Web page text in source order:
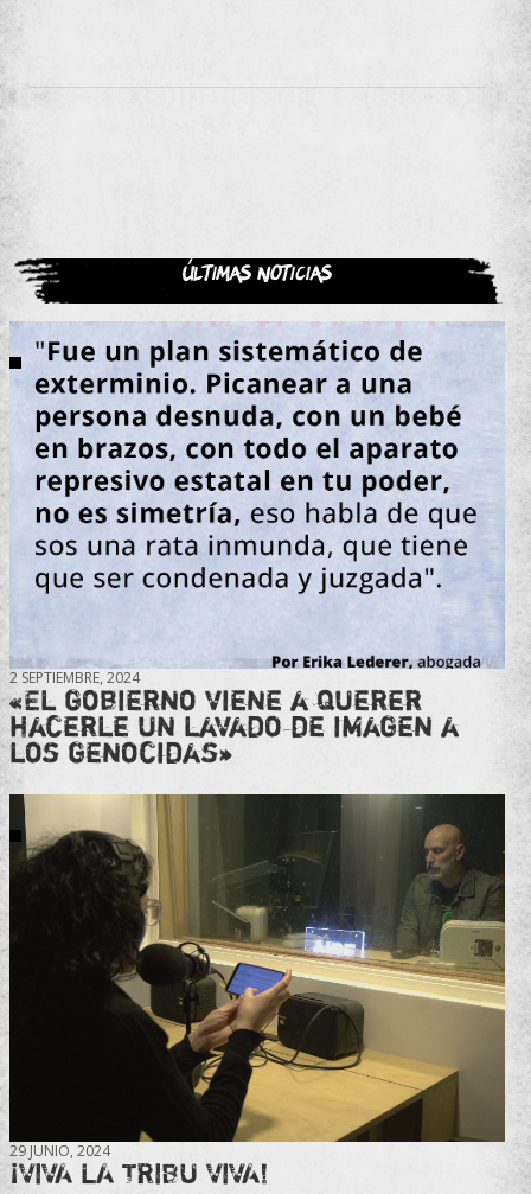
Últimas noticias
2 SEPTIEMBRE, 2024
«El gobierno viene a querer
hacerle un lavado de imagen a
los genocidas»
29 JUNIO, 2024
¡VIVA LA TRIBU VIVA!